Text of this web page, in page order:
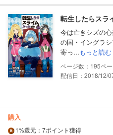
転生したらスラ
今は亡きシズの
の国・イングラ
寄っ...もっと読む
195
配信日：2018/12/
購入
1%還元 ：7ポイント獲得